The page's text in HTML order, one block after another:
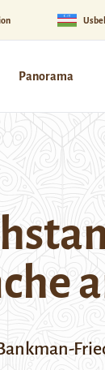
Panorama